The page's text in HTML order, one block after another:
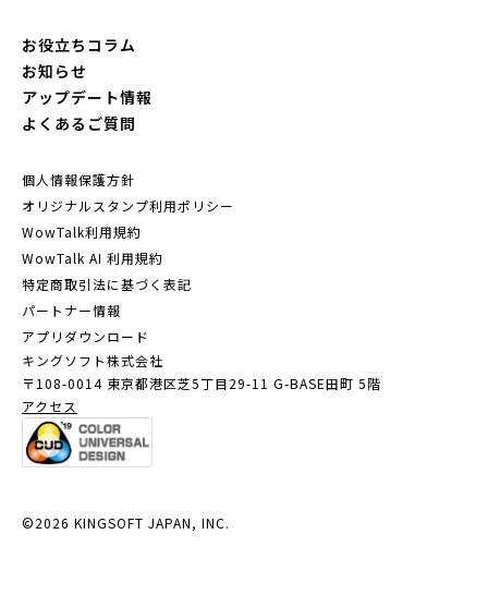
お役立ちコラム
お知らせ
アップデート情報
よくあるご質問
個人情報保護方針
オリジナルスタンプ利用ポリシー
WowTalk利用規約
WowTalk AI 利用規約
特定商取引法に基づく表記
パートナー情報
アプリダウンロード
キングソフト株式会社
〒108-0014 東京都港区芝5丁目29-11 G-BASE田町 5階
アクセス
©2026 KINGSOFT JAPAN, INC.